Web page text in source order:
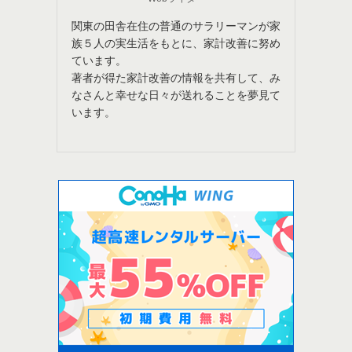
関東の田舎在住の普通のサラリーマンが家
族５人の実生活をもとに、家計改善に努め
ています。
著者が得た家計改善の情報を共有して、み
なさんと幸せな日々が送れることを夢見て
います。